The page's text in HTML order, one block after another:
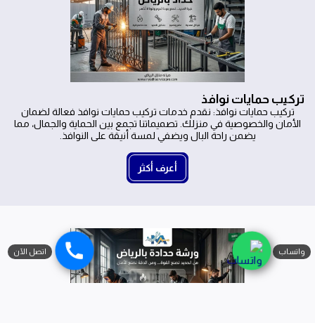
تركيب حمايات نوافذ
تركيب حمايات نوافذ: نقدم خدمات تركيب حمايات نوافذ فعالة لضمان
الأمان والخصوصية في منزلك. تصميماتنا تجمع بين الحماية والجمال، مما
يضمن راحة البال ويضفي لمسة أنيقة على النوافذ.
أعرف أكثر
واتساب اتصل الآن